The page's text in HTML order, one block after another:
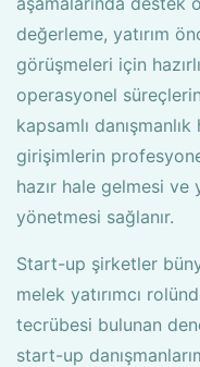
değerleme, yatırım
görüşmeleri için
operasyonel
kapsamlı
girişimlerin
hazır hale gelmesi ve
yönetmesi sağlanır.
Start-up şirketler
melek yatırımcı
tecrübesi bulunan
start-up